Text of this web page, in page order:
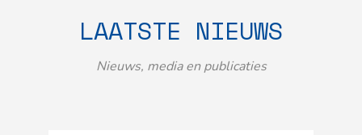
LAATSTE NIEUWS
Nieuws, media en publicaties